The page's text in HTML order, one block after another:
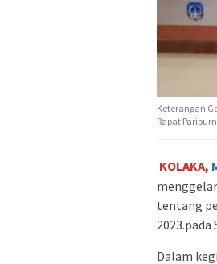
Keterangan
Rapat
KOLAKA,
tentang
2023.pada
Dalam